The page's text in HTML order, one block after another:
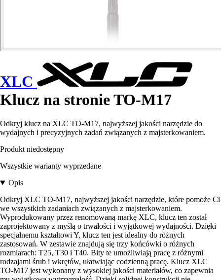
XLC
Klucz na stronie TO-M17
Odkryj klucz na XLC TO-M17, najwyższej jakości narzędzie do
wydajnych i precyzyjnych zadań związanych z majsterkowaniem.
Produkt niedostępny
Wszystkie warianty wyprzedane
Opis
Odkryj XLC TO-M17, najwyższej jakości narzędzie, które pomoże Ci
we wszystkich zadaniach związanych z majsterkowaniem.
Wyprodukowany przez renomowaną markę XLC, klucz ten został
zaprojektowany z myślą o trwałości i wyjątkowej wydajności. Dzięki
specjalnemu kształtowi Y, klucz ten jest idealny do różnych
zastosowań. W zestawie znajdują się trzy końcówki o różnych
rozmiarach: T25, T30 i T40. Bity te umożliwiają pracę z różnymi
rodzajami śrub i wkrętów, ułatwiając codzienną pracę. Klucz XLC
TO-M17 jest wykonany z wysokiej jakości materiałów, co zapewnia